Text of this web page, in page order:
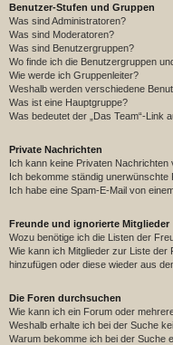
Benutzer-Stufen und Gruppen
Was sind Administratoren?
Was sind Moderatoren?
Was sind Benutzergruppen?
Wo finde ich die Benutzergruppen
Wie werde ich Gruppenleiter?
Weshalb werden verschiedene
Was ist eine Hauptgruppe?
Was bedeutet der „Das Team“-Link
Private Nachrichten
Ich kann keine Privaten Nachrichten
Ich bekomme ständig unerwünschte
Ich habe eine Spam-E-Mail von
Freunde und ignorierte Mitglieder
Wozu benötige ich die Listen der
Wie kann ich Mitglieder zur Liste
hinzufügen oder diese wieder aus
Die Foren durchsuchen
Wie kann ich ein Forum oder
Weshalb erhalte ich bei der Suche
Warum bekomme ich bei der Suche